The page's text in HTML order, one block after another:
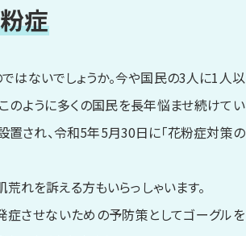
症
はないでしょうか。今や国民の3人に1人以
のように多くの国民を長年悩ませ続けてい
置され、令和5年5月30日に「花粉症対策の
れを訴える方もいらっしゃいます。
させないための予防策としてゴーグルを